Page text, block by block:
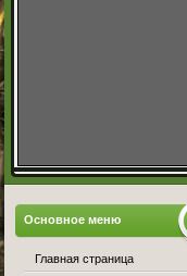
Основное меню
Главная страница